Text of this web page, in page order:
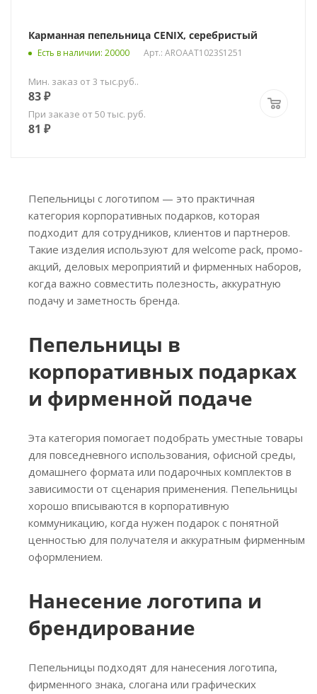
Карманная пепельница CENIX, серебристый
Есть в наличии: 20000 Арт.: AROAAT1023S1251
Мин. заказ от 3 тыс.руб..
83₽
При заказе от 50 тыс. руб.
81 ₽
Пепельницы с логотипом — это практичная
категория корпоративных подарков, которая
подходит для сотрудников, клиентов и партнеров.
Такие изделия используют для welcome pack, промо-
акций, деловых мероприятий и фирменных наборов,
когда важно совместить полезность, аккуратную
подачу и заметность бренда.
Пепельницы в
корпоративных подарках
и фирменной подаче
Эта категория помогает подобрать уместные товары
для повседневного использования, офисной среды,
домашнего формата или подарочных комплектов в
зависимости от сценария применения. Пепельницы
хорошо вписываются в корпоративную
коммуникацию, когда нужен подарок с понятной
ценностью для получателя и аккуратным фирменным
оформлением.
Нанесение логотипа и
брендирование
Пепельницы подходят для нанесения логотипа,
фирменного знака, слогана или графических